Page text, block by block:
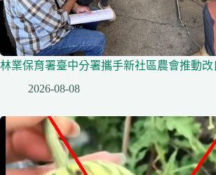
林業保育署臺中分署攜手新社區農會推動改
2026-08-08